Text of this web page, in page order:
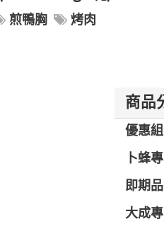
煎鴨胸 烤肉
商品
優惠
卜蜂
即期
大成